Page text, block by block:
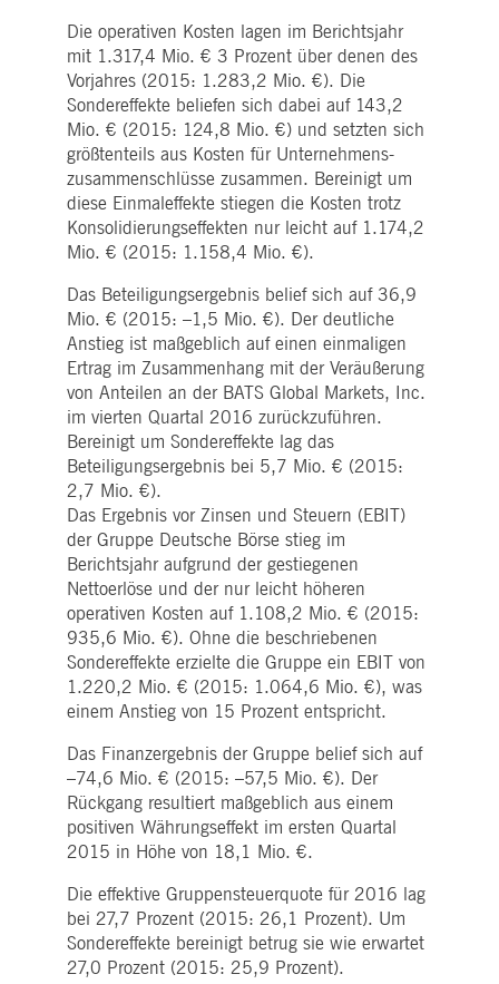
Die operativen Kosten lagen im Berichtsjahr
mit 1.317,4 Mio. € 3 Prozent über denen des
Vorjahres (2015: 1.283,2 Mio. €). Die
Sondereffekte beliefen sich dabei auf 143,2
Mio. € (2015: 124,8 Mio. €) und setzten sich
größtenteils aus Kosten für Unternehmens-
zusammenschlüsse zusammen. Bereinigt um
diese Einmaleffekte stiegen die Kosten trotz
Konsolidierungseffekten nur leicht auf 1.174,2
Mio. € (2015: 1.158,4 Mio. €).
Das Beteiligungsergebnis belief sich auf 36,9
Mio. € (2015: –1,5 Mio. €). Der deutliche
Anstieg ist maßgeblich auf einen einmaligen
Ertrag im Zusammenhang mit der Veräußerung
von Anteilen an der BATS Global Markets, Inc.
im vierten Quartal 2016 zurück­zuführen.
Bereinigt um Sondereffekte lag das
Beteiligungsergebnis bei 5,7 Mio. € (2015:
2,7 Mio. €).
Das Ergebnis vor Zinsen und Steuern (EBIT)
der Gruppe Deutsche Börse stieg im
Berichtsjahr aufgrund der gestiegenen
Nettoerlöse und der nur leicht höheren
operativen Kosten auf 1.108,2 Mio. € (2015:
935,6 Mio. €). Ohne die beschriebenen
Sondereffekte erzielte die Gruppe ein EBIT von
1.220,2 Mio. € (2015: 1.064,6 Mio. €), was
einem Anstieg von 15 Prozent entspricht.
Das Finanzergebnis der Gruppe belief sich auf
–74,6 Mio. € (2015: –57,5 Mio. €). Der
Rückgang resultiert maßgeblich aus einem
positiven Währungseffekt im ersten Quartal
2015 in Höhe von 18,1 Mio. €.
Die effektive Gruppensteuerquote für 2016 lag
bei 27,7 Prozent (2015: 26,1 Prozent). Um
Sondereffekte bereinigt betrug sie wie erwartet
27,0 Prozent (2015: 25,9 Prozent).
vermutlich um einen Referenzcode für die
Domain handelt, die das Cookie setzt.
www.deutsche-
boerse.com
1 Jahr
Dieser Cookie-Name ist mit der Open Source-
Webanalyseplattform von Piwik verknüpft. Es
wird verwendet, um Website-Eigentümern
dabei zu helfen, das Besucherverhalten zu
verfolgen und die Leistung der Website zu
messen. Es handelt sich um ein Muster-
Cookie, bei dem auf das Präfix _pk_id eine
kurze Reihe von Zahlen und Buchstaben folgt,
von denen angenommen wird, dass sie ein
Referenzcode für die Domäne sind, in der das
Cookie gesetzt wird.
boerse.com
Sitzung
In diesem Cookie werden zwei Zeitstempel
Ende einer Sitzung zu bestimmen.
Dynatrace LLC
.deutsche-
boerse.com
Sitzung
Dieser Cookie-Name ist mit Software von
Dynatrace verknüpft, einem
Softwareunternehmen für Application
Performance Management (APM). Ihre
Software verwaltet die Verfügbarkeit und
Leistung von Softwareanwendungen und die
Auswirkungen auf die Benutzererfahrung in
Form von Deep Transaction Tracing,
synthetischer Überwachung, Überwachung
realer Benutzer und Netzwerküberwachung.
www.deutsche-
boerse.com
Minuten
58
Sekunden
Webanalyseplattform von Piwik verknüpft. Es
wird verwendet, um Website-Eigentümern
dabei zu helfen, das Besucherverhalten zu
verfolgen und die Leistung der Website zu
messen. Es handelt sich um ein Muster-
Cookie, bei dem auf das Präfix _pk_ses eine
kurze Reihe von Zahlen und Buchstaben folgt,
von denen angenommen wird, dass sie ein
Referenzcode für die Domäne sind, die das
Cookie setzt.
verwendet, um
Benutzerinteraktionen zu
um die Nutzererfahrung zu
optimieren und relevante Inhalte
anzubieten.
YouTube, LLC
.youtube.com
1
Monat
Dieser Cookie wird für YouTube-
Videodienste auf Webseiten
verwendet und ist damit
Videoinhaltsfunktionen auf
Webseiten zu aktivieren.